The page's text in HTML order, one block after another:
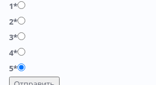
1*
2*
3*
4*
5*